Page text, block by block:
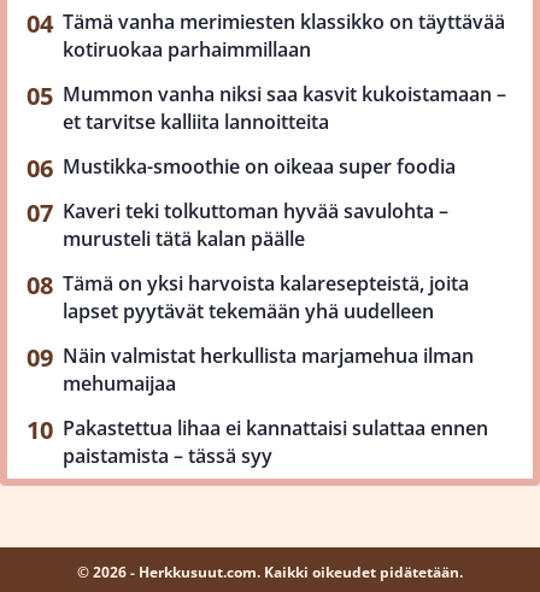
Tämä vanha merimiesten klassikko on täyttävää
kotiruokaa parhaimmillaan
Mummon vanha niksi saa kasvit kukoistamaan –
et tarvitse kalliita lannoitteita
Mustikka-smoothie on oikeaa super foodia
Kaveri teki tolkuttoman hyvää savulohta –
murusteli tätä kalan päälle
Tämä on yksi harvoista kalaresepteistä, joita
lapset pyytävät tekemään yhä uudelleen
Näin valmistat herkullista marjamehua ilman
mehumaijaa
Pakastettua lihaa ei kannattaisi sulattaa ennen
paistamista – tässä syy
© 2026 - Herkkusuut.com. Kaikki oikeudet pidätetään.